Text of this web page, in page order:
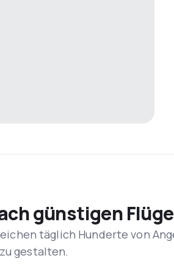
günstigen
täglich Hunderte von
gestalten.